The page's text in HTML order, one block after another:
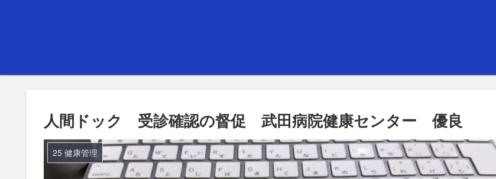
人間ドック 受診確認の督促 武田病院健康センター 優良
25 健康管理